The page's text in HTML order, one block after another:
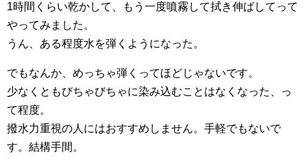
1時間くらい乾かして、もう一度噴霧して拭き伸ばしてって
やってみました。
うん、ある程度水を弾くようになった。
でもなんか、めっちゃ弾くってほどじゃないです。
少なくともびちゃびちゃに染み込むことはなくなった、っ
て程度。
撥水力重視の人にはおすすめしません。手軽でもないで
す。結構手間。